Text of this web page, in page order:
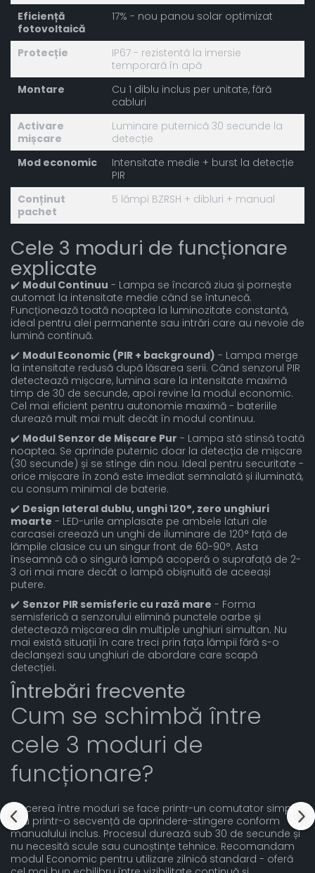
Eficiență
fotovoltaică
17% - nou panou solar optimizat
Protecție
IP67 - rezistentă la imersie
temporară în apă
Montare
Cu 1 diblu inclus per unitate, fără
cabluri
Activare
mișcare
Luminare puternică 30 secunde la
detecție
Mod economic
Intensitate medie + burst la detecție
PIR
Conținut
pachet
5 lămpi BZRSH + dibluri + manual
Cele 3 moduri de funcționare
explicate
✔️ Modul Continuu - Lampa se încarcă ziua și pornește
automat la intensitate medie când se întunecă.
Funcționează toată noaptea la luminozitate constantă,
ideal pentru alei permanente sau intrări care au nevoie de
lumină continuă.
✔️ Modul Economic (PIR + background) - Lampa merge
la intensitate redusă după lăsarea serii. Când senzorul PIR
detectează mișcare, lumina sare la intensitate maximă
timp de 30 de secunde, apoi revine la modul economic.
Cel mai eficient pentru autonomie maximă - bateriile
durează mult mai mult decât în modul continuu.
✔️ Modul Senzor de Mișcare Pur - Lampa stă stinsă toată
noaptea. Se aprinde puternic doar la detecția de mișcare
(30 secunde) și se stinge din nou. Ideal pentru securitate -
orice mișcare în zonă este imediat semnalată și iluminată,
cu consum minimal de baterie.
✔️ Design lateral dublu, unghi 120°, zero unghiuri
moarte - LED-urile amplasate pe ambele laturi ale
carcasei creează un unghi de iluminare de 120° față de
lămpile clasice cu un singur front de 60-90°. Asta
înseamnă că o singură lampă acoperă o suprafață de 2-
3 ori mai mare decât o lampă obișnuită de aceeași
putere.
✔️ Senzor PIR semisferic cu rază mare - Forma
semisferică a senzorului elimină punctele oarbe și
detectează mișcarea din multiple unghiuri simultan. Nu
mai există situații în care treci prin fața lămpii fără s-o
declanșezi sau unghiuri de abordare care scapă
detecției.
Întrebări frecvente
Cum se schimbă între
cele 3 moduri de
funcționare?
Trecerea între moduri se face printr-un comutator simplu
sau printr-o secvență de aprindere-stingere conform
manualului inclus. Procesul durează sub 30 de secunde și
nu necesită scule sau cunoștințe tehnice. Recomandam
modul Economic pentru utilizare zilnică standard - oferă